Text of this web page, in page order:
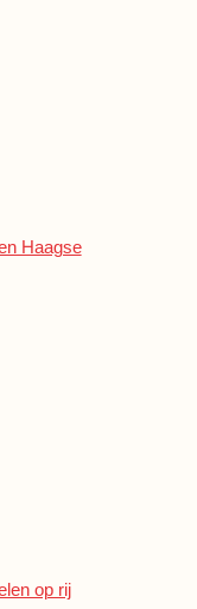
Haagse
op rij